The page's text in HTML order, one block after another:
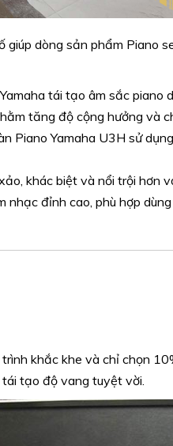
giúp dòng sản phẩm Piano
tái tạo âm sắc piano
tăng độ cộng hưởng và
Piano Yamaha U3H sử
khác biệt và nổi trội hơn
đỉnh cao, phù hợp
khắc khe và chỉ chọn
tái tạo độ vang tuyệt vời.